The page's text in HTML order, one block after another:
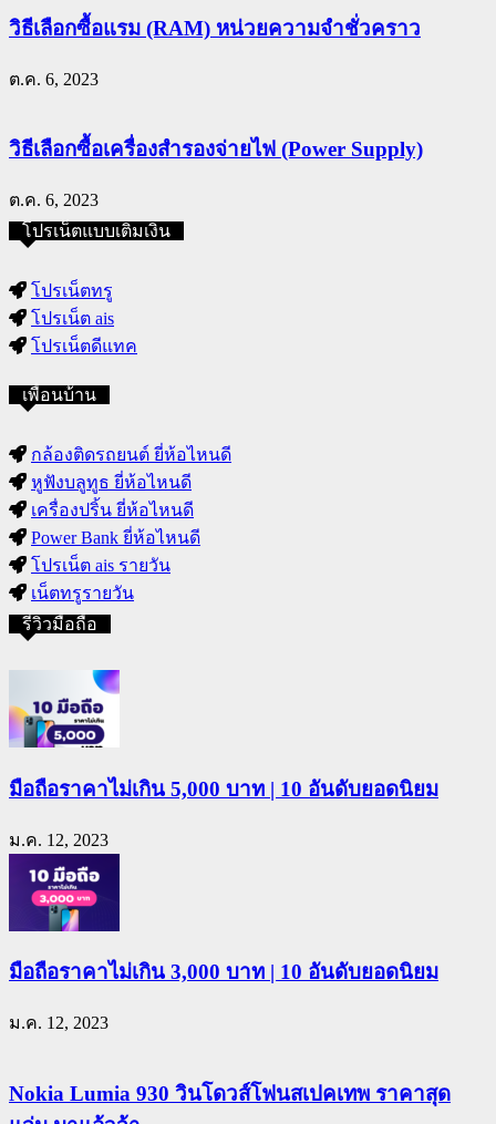
วิธีเลือกซื้อแรม (RAM) หน่วยความจำชั่วคราว
ต.ค. 6, 2023
วิธีเลือกซื้อเครื่องสำรองจ่ายไฟ (Power Supply)
ต.ค. 6, 2023
โปรเน็ตแบบเติมเงิน
โปรเน็ตทรู
โปรเน็ต ais
โปรเน็ตดีแทค
เพื่อนบ้าน
กล้องติดรถยนต์ ยี่ห้อไหนดี
หูฟังบลูทูธ ยี่ห้อไหนดี
เครื่องปริ้น ยี่ห้อไหนดี
Power Bank ยี่ห้อไหนดี
โปรเน็ต ais รายวัน
เน็ตทรูรายวัน
รีวิวมือถือ
มือถือราคาไม่เกิน 5,000 บาท | 10 อันดับยอดนิยม
ม.ค. 12, 2023
มือถือราคาไม่เกิน 3,000 บาท | 10 อันดับยอดนิยม
ม.ค. 12, 2023
Nokia Lumia 930 วินโดวส์โฟนสเปคเทพ ราคาสุด